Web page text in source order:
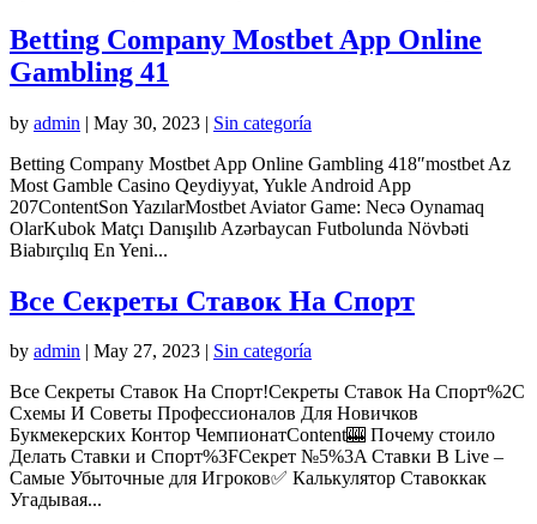
Betting Company Mostbet App Online
Gambling 41
by admin | May 30, 2023 | Sin categoría
Betting Company Mostbet App Online Gambling 418″mostbet Az
Most Gamble Casino Qeydiyyat, Yukle Android App
207ContentSon YazılarMostbet Aviator Game: Necə Oynamaq
OlarKubok Matçı Danışılıb Azərbaycan Futbolunda Növbəti
Biabırçılıq En Yeni...
Все Секреты Ставок На Спорт
by admin | May 27, 2023 | Sin categoría
Все Секреты Ставок На Спорт!Секреты Ставок На Спорт%2C
Схемы И Советы Профессионалов Для Новичков
Букмекерских Контор ЧемпионатContent🎰 Почему стоило
Делать Ставки и Спорт%3FСекрет №5%3A Ставки В Live –
Самые Убыточные для Игроков✅ Калькулятор Ставоккак
Угадывая...